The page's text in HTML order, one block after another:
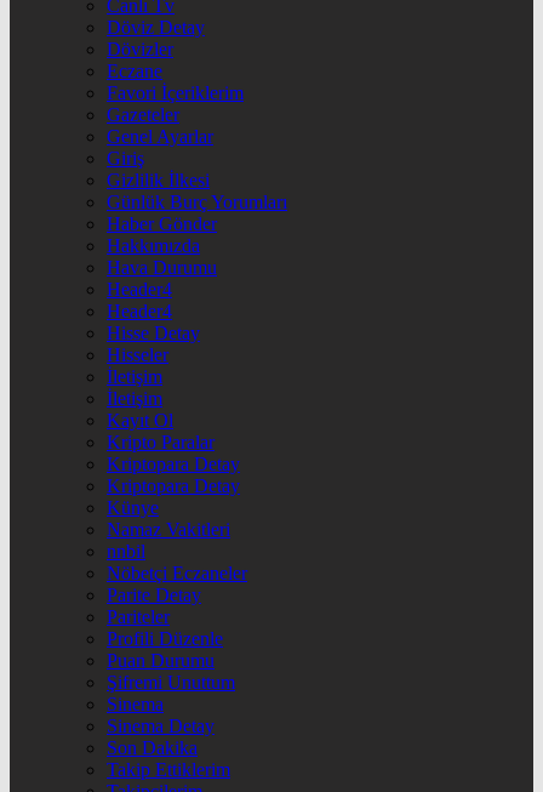
Canlı Tv
Döviz Detay
Dövizler
Eczane
Favori İçeriklerim
Gazeteler
Genel Ayarlar
Giriş
Gizlilik İlkesi
Günlük Burç Yorumları
Haber Gönder
Hakkımızda
Hava Durumu
Header4
Header4
Hisse Detay
Hisseler
İletişim
İletişim
Kayıt Ol
Kripto Paralar
Kriptopara Detay
Kriptopara Detay
Künye
Namaz Vakitleri
nnbil
Nöbetçi Eczaneler
Parite Detay
Pariteler
Profili Düzenle
Puan Durumu
Şifremi Unuttum
Sinema
Sinema Detay
Son Dakika
Takip Ettiklerim